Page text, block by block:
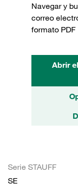
Navegar y
correo
formato PDF
Abrir
Serie STAUFF
SE